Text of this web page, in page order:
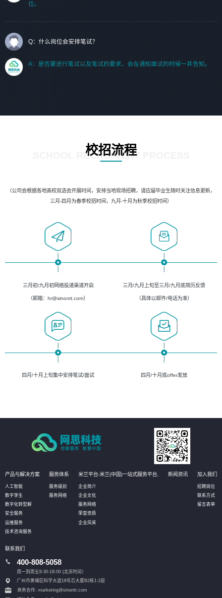
位。
Q：什么岗位会安排笔试？
A：是否要进行笔试以及笔试的要求，会在通知面试的时候一并告知。
校招流程
SCHOOL RECRUIMENT PROCESS
（公司会根据各地高校双选会开展时间，安排当地现场招聘，请应届毕业生随时关注信息更新，
三月-四月为春季校招时间，九月-十月为秋季校招时间）
三月初/九月初网络投递渠道开启
（邮箱：hr@sinontt.com）
三月/九月上旬至三月/九月底简历反馈
（具体以邮件/电话为准）
四月/十月上旬集中安排笔试/面试 四月/十月底offer发放
产品与解决方案
人工智能
数字孪生
数字化转型解
安全服务
运维服务
技术咨询服务
服务体系
服务级别
服务网络
米兰平台-米兰(中国)一站式服务平台,
企业简介
企业文化
服务网络
荣誉资质
企业风采
新闻资讯 加入我们
招聘岗位
联系方式
留言表单
联系我们
400-808-5058
周一到周五9:30-18:00 (北京时间）
广州市黄埔区科学大道18号芯大厦B2栋1-2层
商务合作: marketing@sinontt.com